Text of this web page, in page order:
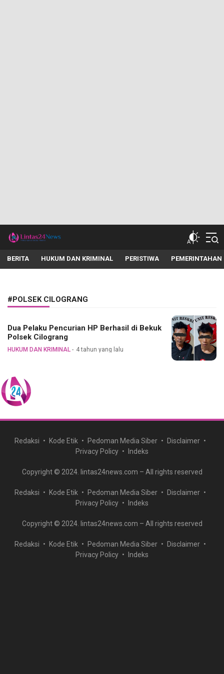
lintas24news.com
Menyingkap Setiap Realita
BERITA HUKUM DAN KRIMINAL PERISTIWA PEMERINTAHAN
#POLSEK CILOGRANG
Dua Pelaku Pencurian HP Berhasil di Bekuk
Polsek Cilograng
HUKUM DAN KRIMINAL 4 tahun yang lalu
Redaksi Kode Etik Pedoman Media Siber
Disclaimer
Privacy Policy
Indeks
Copyright © 2024. lintas24news.com – All rights reserved
Redaksi Kode Etik Pedoman Media Siber
Disclaimer
Privacy Policy
Indeks
Copyright © 2024. lintas24news.com – All rights reserved
Redaksi Kode Etik Pedoman Media Siber
Disclaimer
Privacy Policy
Indeks